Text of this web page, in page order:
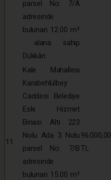
parsel No: 7/A
adresinde
bulunan 12.00 m²
alana sahip
Dükkân
11
Kale Mahallesi
Karabehlülbey
Caddesi Belediye
Eski Hizmet
Binası Altı 223
Nolu Ada 3 Nolu
parsel No: 7/B
adresinde
bulunan 15.00 m²
96.000,00
TL